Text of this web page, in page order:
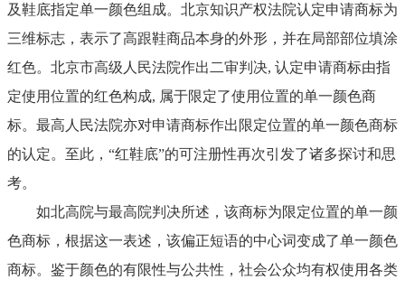
及鞋底指定单一颜色组成。北京知识产权法院认定申请商标为
三维标志，表示了高跟鞋商品本身的外形，并在局部部位填涂
红色。北京市高级人民法院作出二审判决, 认定申请商标由指
定使用位置的红色构成, 属于限定了使用位置的单一颜色商
标。最高人民法院亦对申请商标作出限定位置的单一颜色商标
的认定。至此，“红鞋底”的可注册性再次引发了诸多探讨和思
考。
如北高院与最高院判决所述，该商标为限定位置的单一颜
色商标，根据这一表述，该偏正短语的中心词变成了单一颜色
商标。鉴于颜色的有限性与公共性，社会公众均有权使用各类